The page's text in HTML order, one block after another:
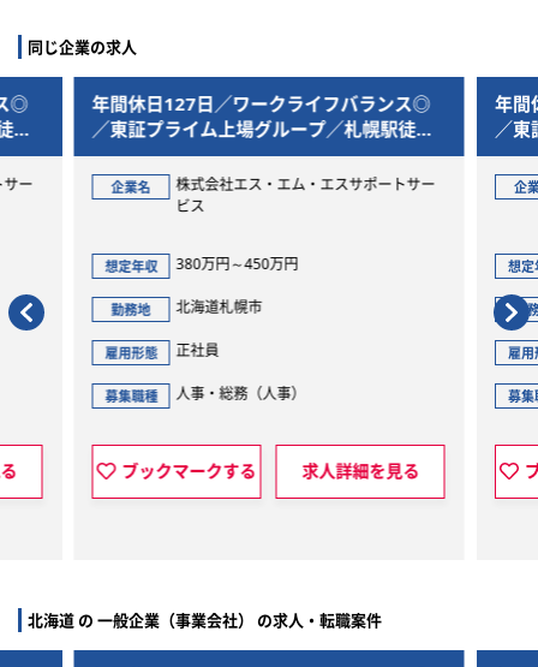
同じ企業の求人
◎
1
ー
年間休日127日／ワークライフバランス◎
／東証プライム上場グループ／札幌駅徒歩1
分の好立地
企業名
株式会社エス・エム・エスサポートサー
ビス
想定年収 380万円～450万円
勤務地 北海道札幌市
雇用形態 正社員
募集職種 人事・総務（人事）
ブックマークする 求人詳細を見る
年間
／東
分の
企
想定
勤
雇用
募集
北海道 の 一般企業（事業会社） の求人・転職案件